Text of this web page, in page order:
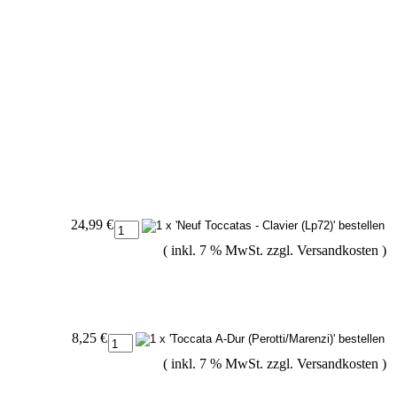
24,99 €
( inkl. 7 % MwSt. zzgl. Versandkosten )
8,25 €
( inkl. 7 % MwSt. zzgl. Versandkosten )